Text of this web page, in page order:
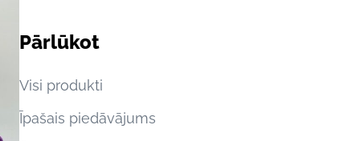
Pārlūkot
Visi produkti
Īpašais piedāvājums